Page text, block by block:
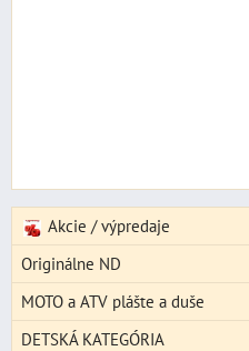
Akcie / výpredaje
Originálne ND
MOTO a ATV plášte a duše
DETSKÁ KATEGÓRIA